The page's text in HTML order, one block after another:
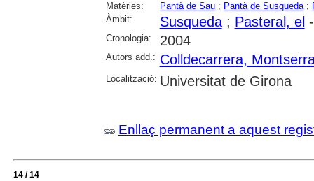
Matèries: Pantà de Sau; Pantà de Susqueda;
Àmbit:
Susqueda; Pasteral, el
Cronologia: 2004
Autors add.: Colldecarrera,
Localització: Universitat de Girona
Enllaç permanent a aquest
14 / 14